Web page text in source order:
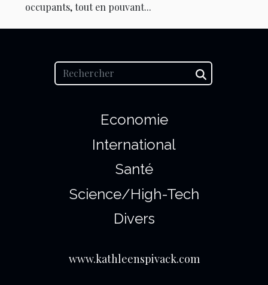
occupants, tout en pouvant...
Economie
International
Santé
Science/High-Tech
Divers
www.kathleenspivack.com